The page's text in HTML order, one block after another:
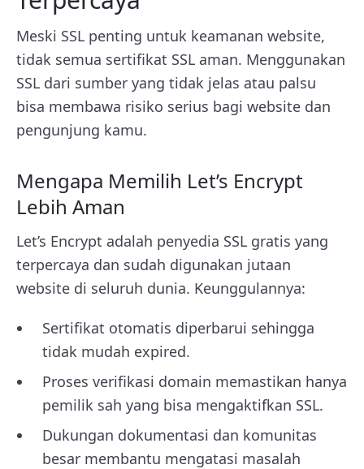
Meski SSL penting untuk keamanan website,
tidak semua sertifikat SSL aman. Menggunakan
SSL dari sumber yang tidak jelas atau palsu
bisa membawa risiko serius bagi website dan
pengunjung kamu.
Mengapa Memilih Let’s Encrypt
Lebih Aman
Let’s Encrypt adalah penyedia SSL gratis yang
terpercaya dan sudah digunakan jutaan
website di seluruh dunia. Keunggulannya:
Sertifikat otomatis diperbarui sehingga
tidak mudah expired.
Proses verifikasi domain memastikan hanya
pemilik sah yang bisa mengaktifkan SSL.
Dukungan dokumentasi dan komunitas
besar membantu mengatasi masalah